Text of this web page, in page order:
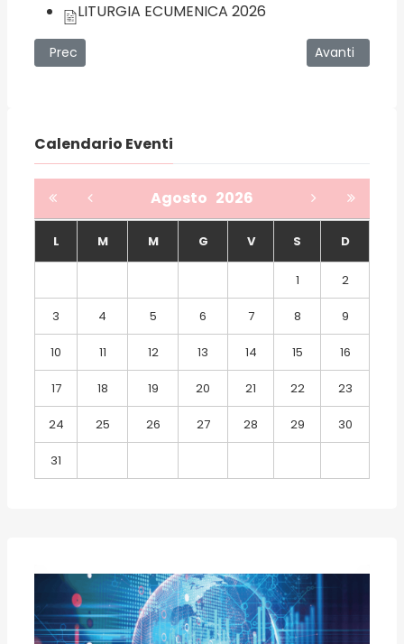
LITURGIA ECUMENICA 2026
Articolo precedente: “Padre che sei nei cieli”: si celebra
Prec Articolo
Avanti
Calendario Eventi
Agosto 2026
L M M G V S D
1 2
3 4 5 6 7 8 9
10 11 12 13 14 15 16
17 18 19 20 21 22 23
24 25 26 27 28 29 30
31